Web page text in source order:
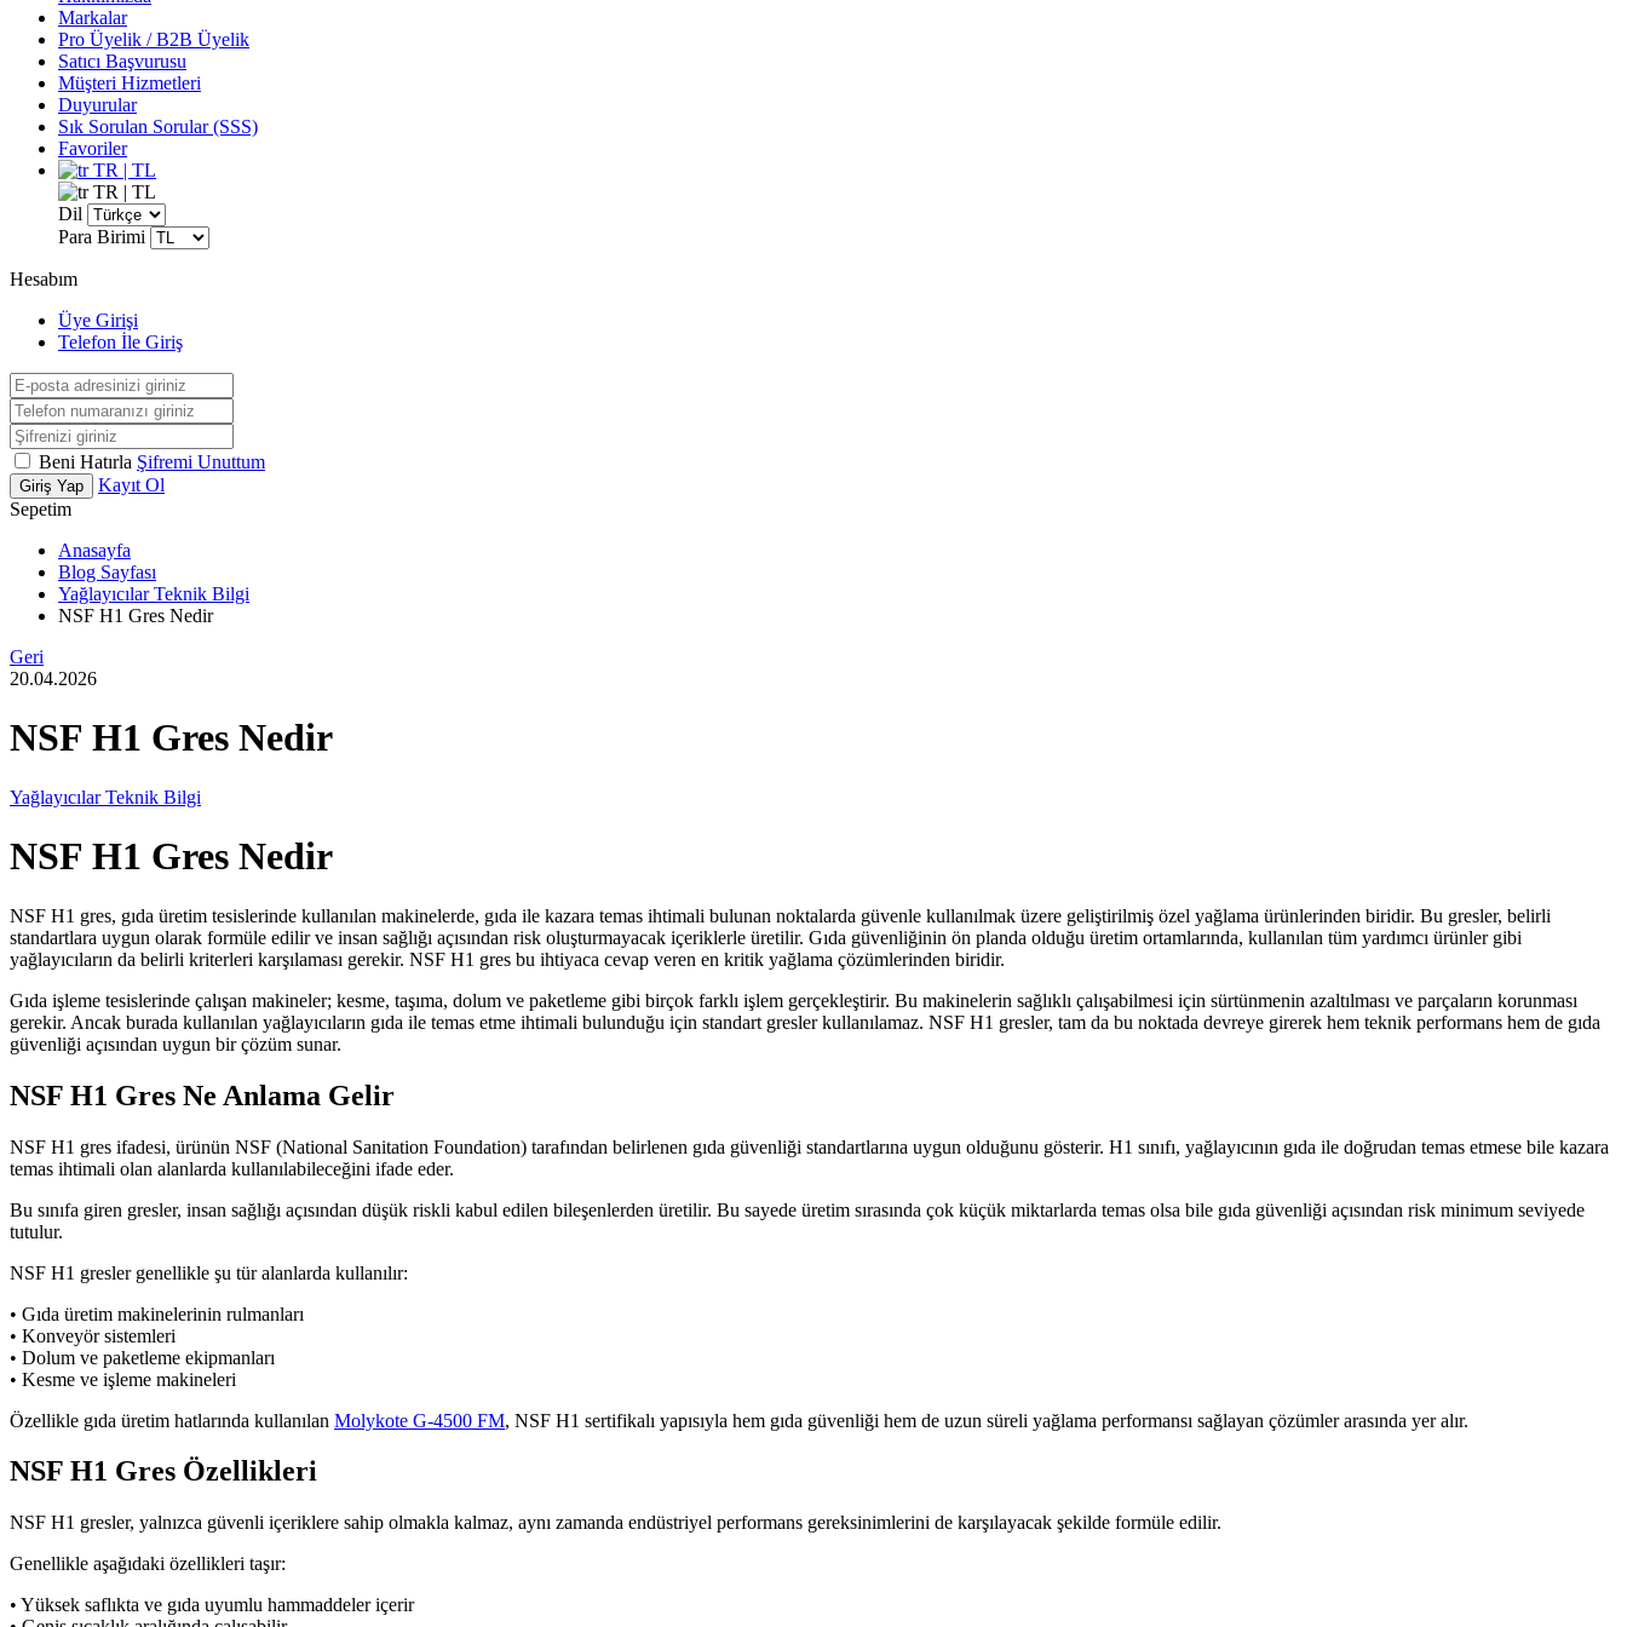
Markalar
Pro Üyelik / B2B Üyelik
Satıcı Başvurusu
Müşteri Hizmetleri
Duyurular
Sık Sorulan Sorular (SSS)
Favoriler
TR | TL
TR | TL
Dil
Para Birimi
Hesabım
Üye Girişi
Telefon İle Giriş
Beni Hatırla Şifremi Unuttum
Giriş Yap
Kayıt Ol
Sepetim
Anasayfa
Blog Sayfası
Yağlayıcılar Teknik Bilgi
NSF H1 Gres Nedir
Geri
20.04.2026
NSF H1 Gres Nedir
Yağlayıcılar Teknik Bilgi
NSF H1 Gres Nedir
NSF H1 gres, gıda üretim tesislerinde kullanılan makinelerde, gıda ile kazara temas ihtimali bulunan noktalarda güvenle kullanılmak üzere geliştirilmiş özel yağlama ürünlerinden biridir. Bu gresler, belirli
standartlara uygun olarak formüle edilir ve insan sağlığı açısından risk oluşturmayacak içeriklerle üretilir. Gıda güvenliğinin ön planda olduğu üretim ortamlarında, kullanılan tüm yardımcı ürünler gibi
yağlayıcıların da belirli kriterleri karşılaması gerekir. NSF H1 gres bu ihtiyaca cevap veren en kritik yağlama çözümlerinden biridir.
Gıda işleme tesislerinde çalışan makineler; kesme, taşıma, dolum ve paketleme gibi birçok farklı işlem gerçekleştirir. Bu makinelerin sağlıklı çalışabilmesi için sürtünmenin azaltılması ve parçaların korunması
gerekir. Ancak burada kullanılan yağlayıcıların gıda ile temas etme ihtimali bulunduğu için standart gresler kullanılamaz. NSF H1 gresler, tam da bu noktada devreye girerek hem teknik performans hem de gıda
güvenliği açısından uygun bir çözüm sunar.
NSF H1 Gres Ne Anlama Gelir
NSF H1 gres ifadesi, ürünün NSF (National Sanitation Foundation) tarafından belirlenen gıda güvenliği standartlarına uygun olduğunu gösterir. H1 sınıfı, yağlayıcının gıda ile doğrudan temas etmese bile kazara
temas ihtimali olan alanlarda kullanılabileceğini ifade eder.
Bu sınıfa giren gresler, insan sağlığı açısından düşük riskli kabul edilen bileşenlerden üretilir. Bu sayede üretim sırasında çok küçük miktarlarda temas olsa bile gıda güvenliği açısından risk minimum seviyede
tutulur.
NSF H1 gresler genellikle şu tür alanlarda kullanılır:
• Gıda üretim makinelerinin rulmanları
• Konveyör sistemleri
• Dolum ve paketleme ekipmanları
• Kesme ve işleme makineleri
Özellikle gıda üretim hatlarında kullanılan Molykote G-4500 FM, NSF H1 sertifikalı yapısıyla hem gıda güvenliği hem de uzun süreli yağlama performansı sağlayan çözümler arasında yer alır.
NSF H1 Gres Özellikleri
NSF H1 gresler, yalnızca güvenli içeriklere sahip olmakla kalmaz, aynı zamanda endüstriyel performans gereksinimlerini de karşılayacak şekilde formüle edilir.
Genellikle aşağıdaki özellikleri taşır:
• Yüksek saflıkta ve gıda uyumlu hammaddeler içerir